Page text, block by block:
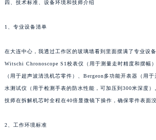
四、技术标准、设备环境和技师介绍
1、专业设备清单
在大连中心，我透过工作区的玻璃墙看到里面摆满了专业设
Witschi Chronoscope S1校表仪（用于测量走时精度和摆幅
（用于超声波清洗机芯零件）、Bergeon多功能开表器（用
水测试仪（用于检测手表的防水性能，可加压到300米深度）
技师在拆解机芯时全程在40倍显微镜下操作，确保零件表面
2、工作环境标准